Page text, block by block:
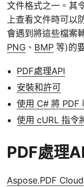
文件格式之一。其
上查看文件時可以
會遇到將這些檔案
PNG 、 BMP 等)的
PDF處理API
安裝和許可
使用 C# 將 PDF
使用 cURL 指令
PDF處理
Aspose.PDF Cloud